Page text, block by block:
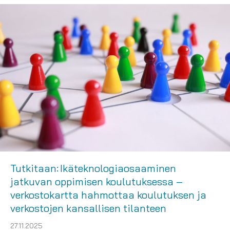
Tutkitaan: Ikäteknologiaosaaminen
jatkuvan oppimisen koulutuksessa –
verkostokartta hahmottaa koulutuksen ja
verkostojen kansallisen tilanteen
27.11.2025